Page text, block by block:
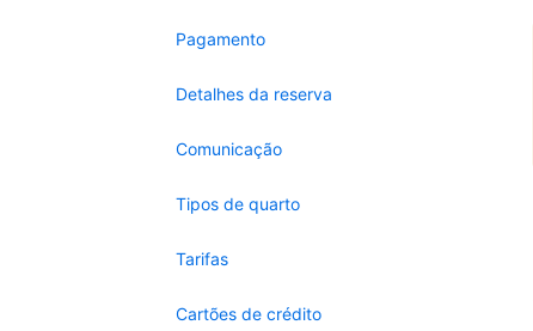
Pagamento
Detalhes da reserva
Comunicação
Tipos de quarto
Tarifas
Cartões de crédito